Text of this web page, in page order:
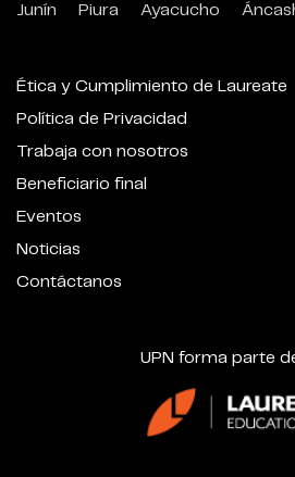
Junín
Piura Ayacucho
Ética y Cumplimiento de Laureate
Política de Privacidad
Trabaja con nosotros
Beneficiario final
Eventos
Noticias
Contáctanos
UPN forma parte